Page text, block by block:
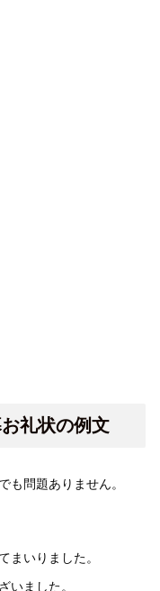
礼状の例文
も問題ありません。
まいりました。
いました。